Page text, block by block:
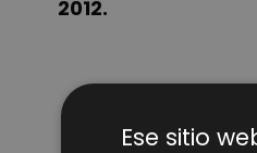
2012.
Ese sitio